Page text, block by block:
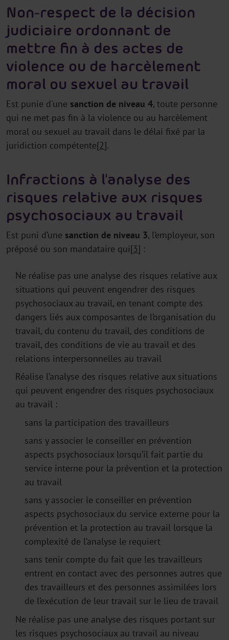
Non-respect de la décision
judiciaire ordonnant de
mettre fin à des actes de
violence ou de harcèlement
moral ou sexuel au travail
Est punie d'une sanction de niveau 4, toute personne
qui ne met pas fin à la violence ou au harcèlement
moral ou sexuel au travail dans le délai fixé par la
juridiction compétente[2].
Infractions à l'analyse des
risques relative aux risques
psychosociaux au travail
Est puni d’une sanction de niveau 3, l’employeur, son
préposé ou son mandataire qui[3] :
Ne réalise pas une analyse des risques relative aux
situations qui peuvent engendrer des risques
psychosociaux au travail, en tenant compte des
dangers liés aux composantes de l’organisation du
travail, du contenu du travail, des conditions de
travail, des conditions de vie au travail et des
relations interpersonnelles au travail
Réalise l’analyse des risques relative aux situations
qui peuvent engendrer des risques psychosociaux
au travail :
sans la participation des travailleurs
sans y associer le conseiller en prévention
aspects psychosociaux lorsqu’il fait partie du
service interne pour la prévention et la protection
au travail
sans y associer le conseiller en prévention
aspects psychosociaux du service externe pour la
prévention et la protection au travail lorsque la
complexité de l’analyse le requiert
sans tenir compte du fait que les travailleurs
entrent en contact avec des personnes autres que
des travailleurs et des personnes assimilées lors
de l’exécution de leur travail sur le lieu de travail
Ne réalise pas une analyse des risques portant sur
les risques psychosociaux au travail au niveau